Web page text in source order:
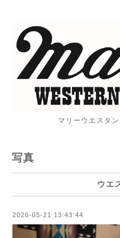
マリーウエスタ
写真
ウエ
2026-05-21 13:43:44